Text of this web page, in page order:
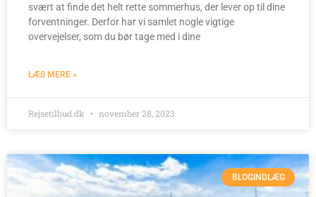
svært at finde det helt rette sommerhus, der lever op til dine
forventninger. Derfor har vi samlet nogle vigtige
overvejelser, som du bør tage med i dine
LÆS MERE »
Rejsetilbud.dk november 28, 2023
BLOGINDLÆG